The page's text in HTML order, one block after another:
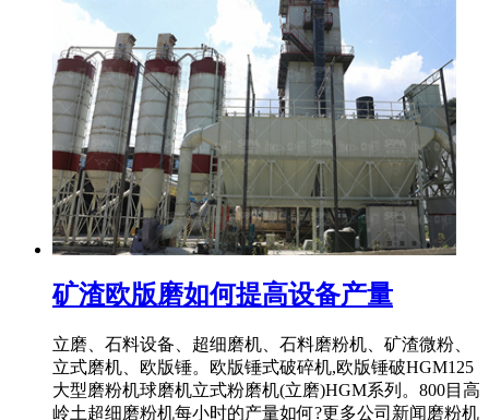
矿渣欧版磨如何提高设备产量
立磨、石料设备、超细磨机、石料磨粉机、矿渣微粉、
立式磨机、欧版锤。欧版锤式破碎机,欧版锤破HGM125
大型磨粉机球磨机立式粉磨机(立磨)HGM系列。800目高
岭土超细磨粉机每小时的产量如何?更多公司新闻磨粉机